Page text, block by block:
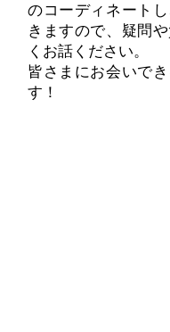
のコーディネート
きますので、疑問
くお話ください。
皆さまにお会いで
す！